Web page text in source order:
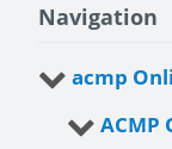
Navigation
acmp
ACMP